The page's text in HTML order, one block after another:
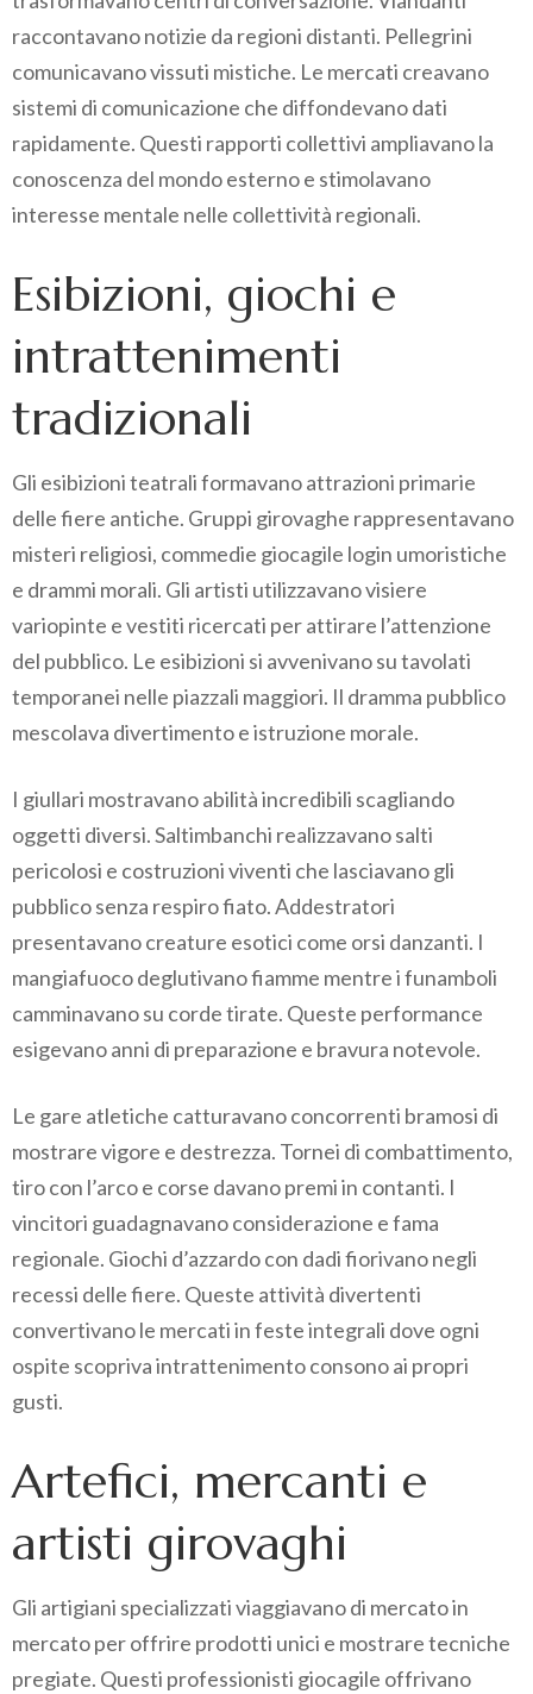
raccontavano notizie da regioni distanti. Pellegrini
comunicavano vissuti mistiche. Le mercati creavano
sistemi di comunicazione che diffondevano dati
rapidamente. Questi rapporti collettivi ampliavano la
conoscenza del mondo esterno e stimolavano
interesse mentale nelle collettività regionali.
Esibizioni, giochi e
intrattenimenti
tradizionali
Gli esibizioni teatrali formavano attrazioni primarie
delle fiere antiche. Gruppi girovaghe rappresentavano
misteri religiosi, commedie giocagile login umoristiche
e drammi morali. Gli artisti utilizzavano visiere
variopinte e vestiti ricercati per attirare l’attenzione
del pubblico. Le esibizioni si avvenivano su tavolati
temporanei nelle piazzali maggiori. Il dramma pubblico
mescolava divertimento e istruzione morale.
I giullari mostravano abilità incredibili scagliando
oggetti diversi. Saltimbanchi realizzavano salti
pericolosi e costruzioni viventi che lasciavano gli
pubblico senza respiro fiato. Addestratori
presentavano creature esotici come orsi danzanti. I
mangiafuoco deglutivano fiamme mentre i funamboli
camminavano su corde tirate. Queste performance
esigevano anni di preparazione e bravura notevole.
Le gare atletiche catturavano concorrenti bramosi di
mostrare vigore e destrezza. Tornei di combattimento,
tiro con l’arco e corse davano premi in contanti. I
vincitori guadagnavano considerazione e fama
regionale. Giochi d’azzardo con dadi fiorivano negli
recessi delle fiere. Queste attività divertenti
convertivano le mercati in feste integrali dove ogni
ospite scopriva intrattenimento consono ai propri
gusti.
Artefici, mercanti e
artisti girovaghi
Gli artigiani specializzati viaggiavano di mercato in
mercato per offrire prodotti unici e mostrare tecniche
pregiate. Questi professionisti giocagile offrivano